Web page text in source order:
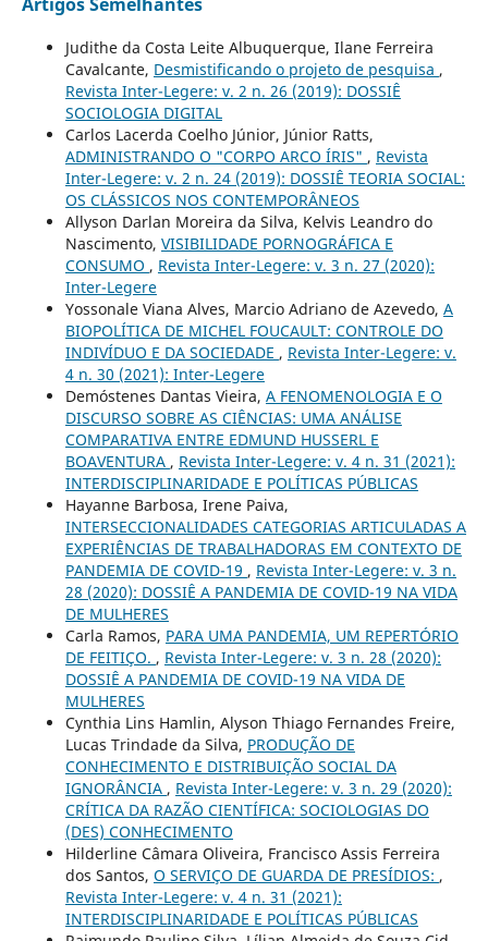
Judithe da Costa Leite Albuquerque, Ilane Ferreira
Cavalcante, Desmistificando o projeto de pesquisa ,
Revista Inter-Legere: v. 2 n. 26 (2019): DOSSIÊ
SOCIOLOGIA DIGITAL
Carlos Lacerda Coelho Júnior, Júnior Ratts,
ADMINISTRANDO O "CORPO ARCO ÍRIS" , Revista
Inter-Legere: v. 2 n. 24 (2019): DOSSIÊ TEORIA SOCIAL:
OS CLÁSSICOS NOS CONTEMPORÂNEOS
Allyson Darlan Moreira da Silva, Kelvis Leandro do
Nascimento, VISIBILIDADE PORNOGRÁFICA E
CONSUMO , Revista Inter-Legere: v. 3 n. 27 (2020):
Inter-Legere
Yossonale Viana Alves, Marcio Adriano de Azevedo, A
BIOPOLÍTICA DE MICHEL FOUCAULT: CONTROLE DO
INDIVÍDUO E DA SOCIEDADE , Revista Inter-Legere: v.
4 n. 30 (2021): Inter-Legere
Demóstenes Dantas Vieira, A FENOMENOLOGIA E O
DISCURSO SOBRE AS CIÊNCIAS: UMA ANÁLISE
COMPARATIVA ENTRE EDMUND HUSSERL E
BOAVENTURA , Revista Inter-Legere: v. 4 n. 31 (2021):
INTERDISCIPLINARIDADE E POLÍTICAS PÚBLICAS
Hayanne Barbosa, Irene Paiva,
INTERSECCIONALIDADES CATEGORIAS ARTICULADAS A
EXPERIÊNCIAS DE TRABALHADORAS EM CONTEXTO DE
PANDEMIA DE COVID-19 , Revista Inter-Legere: v. 3 n.
28 (2020): DOSSIÊ A PANDEMIA DE COVID-19 NA VIDA
DE MULHERES
Carla Ramos, PARA UMA PANDEMIA, UM REPERTÓRIO
DE FEITIÇO. , Revista Inter-Legere: v. 3 n. 28 (2020):
DOSSIÊ A PANDEMIA DE COVID-19 NA VIDA DE
MULHERES
Cynthia Lins Hamlin, Alyson Thiago Fernandes Freire,
Lucas Trindade da Silva, PRODUÇÃO DE
CONHECIMENTO E DISTRIBUIÇÃO SOCIAL DA
IGNORÂNCIA , Revista Inter-Legere: v. 3 n. 29 (2020):
CRÍTICA DA RAZÃO CIENTÍFICA: SOCIOLOGIAS DO
(DES) CONHECIMENTO
Hilderline Câmara Oliveira, Francisco Assis Ferreira
dos Santos, O SERVIÇO DE GUARDA DE PRESÍDIOS: ,
Revista Inter-Legere: v. 4 n. 31 (2021):
INTERDISCIPLINARIDADE E POLÍTICAS PÚBLICAS